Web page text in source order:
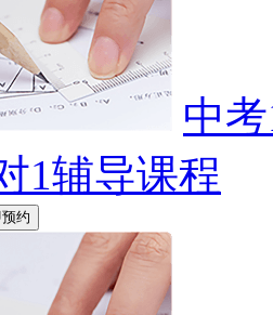
中
1辅导课程
约